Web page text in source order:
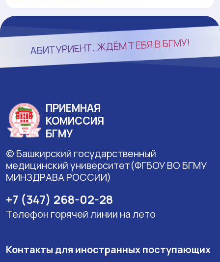
АБИТУРИЕНТ, ЖДЁМ ТЕБЯ ВБГМУ!
ПРИЕМНАЯ
КОМИССИЯ
БГМУ
© Башкирский государственный
медицинский университет(ФГБОУ ВО БГМУ
МИНЗДРАВА РОССИИ)
+7 (347) 268-02-28
Телефон горячей линии на лето
Контакты для иностранных поступающих